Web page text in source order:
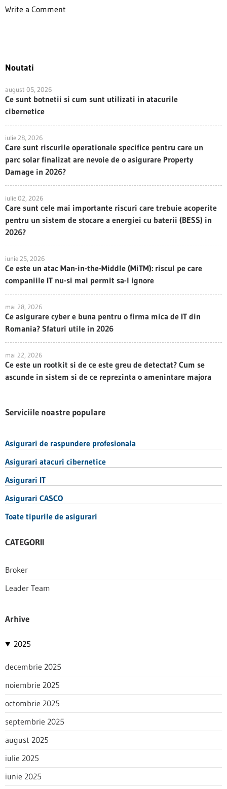
Write a Comment
Noutati
august 05, 2026
Ce sunt botnetii si cum sunt utilizati in atacurile
cibernetice
iulie 28, 2026
Care sunt riscurile operationale specifice pentru care un
parc solar finalizat are nevoie de o asigurare Property
Damage in 2026?
iulie 02, 2026
Care sunt cele mai importante riscuri care trebuie acoperite
pentru un sistem de stocare a energiei cu baterii (BESS) in
2026?
iunie 25, 2026
Ce este un atac Man-in-the-Middle (MiTM): riscul pe care
companiile IT nu-si mai permit sa-l ignore
mai 28, 2026
Ce asigurare cyber e buna pentru o firma mica de IT din
Romania? Sfaturi utile in 2026
mai 22, 2026
Ce este un rootkit si de ce este greu de detectat? Cum se
ascunde in sistem si de ce reprezinta o amenintare majora
Serviciile noastre populare
Asigurari de raspundere profesionala
Asigurari atacuri cibernetice
Asigurari IT
Asigurari CASCO
Toate tipurile de asigurari
CATEGORII
Broker
Leader Team
Arhive
2025
decembrie 2025
noiembrie 2025
octombrie 2025
septembrie 2025
august 2025
iulie 2025
iunie 2025